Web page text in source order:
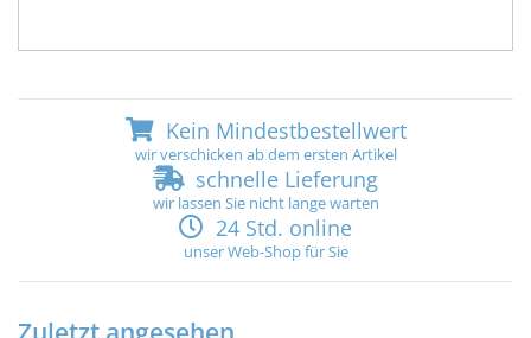
Kein Mindestbestellwert
wir verschicken ab dem ersten Artikel
schnelle Lieferung
wir lassen Sie nicht lange warten
24 Std. online
unser Web-Shop für Sie